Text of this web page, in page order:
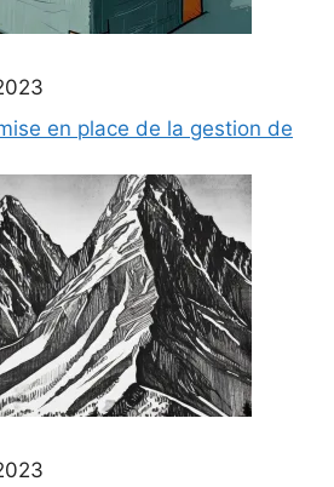
en place de la gestion de